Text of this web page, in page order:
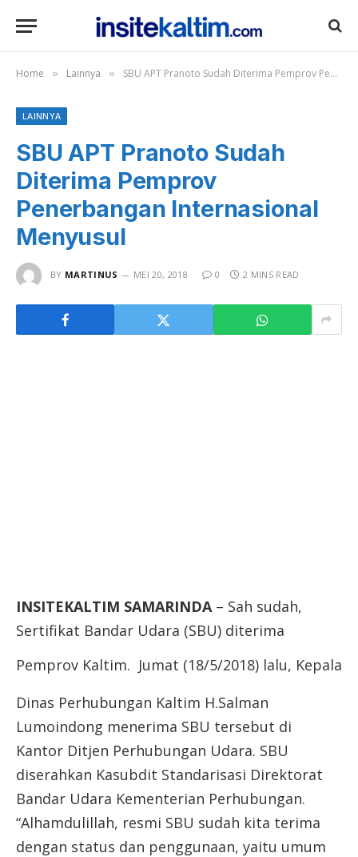
Home » Lainnya » SBU APT Pranoto Sudah Diterima Pemprov Penerbangan Internasional Menyusul
LAINNYA
SBU APT Pranoto Sudah
Diterima Pemprov
Penerbangan Internasional
Menyusul
BY MARTINUS MEI 20, 2018 0 2 MINS READ
INSITEKALTIM SAMARINDA – Sah sudah,
Sertifikat Bandar Udara (SBU) diterima
Pemprov Kaltim. Jumat (18/5/2018) lalu, Kepala
Dinas Perhubungan Kaltim H.Salman
Lumoindong menerima SBU tersebut di
Kantor Ditjen Perhubungan Udara. SBU
diserahkan Kasubdit Standarisasi Direktorat
Bandar Udara Kementerian Perhubungan.
“Alhamdulillah, resmi SBU sudah kita terima
dengan status dan penggunaan, yaitu umum